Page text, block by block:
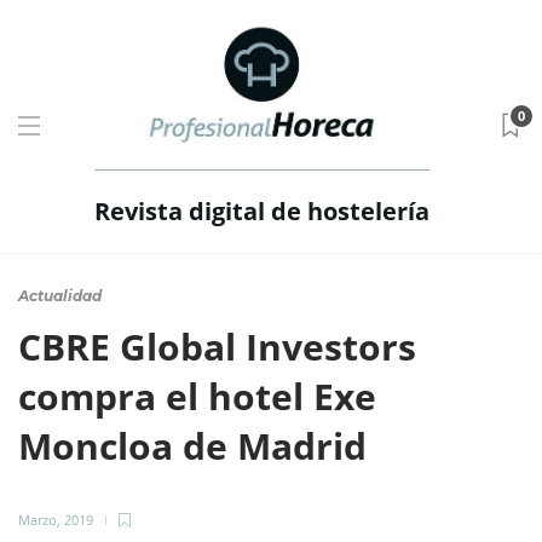
Revista digital de hostelería
0
Actualidad
CBRE Global Investors
compra el hotel Exe
Moncloa de Madrid
Marzo, 2019